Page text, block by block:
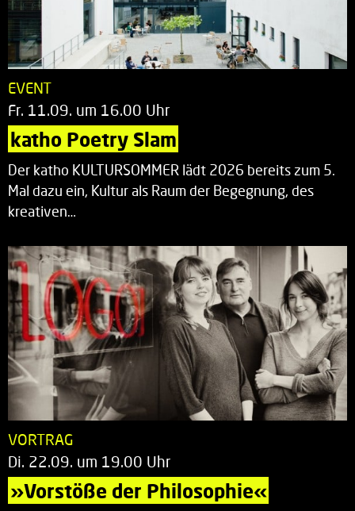
EVENT
Fr. 11.09. um 16.00 Uhr
katho Poetry Slam
Der katho KULTURSOMMER lädt 2026 bereits zum 5.
Mal dazu ein, Kultur als Raum der Begegnung, des
kreativen…
VORTRAG
Di. 22.09. um 19.00 Uhr
»Vorstöße der Philosophie«